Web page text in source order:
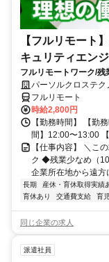
【フルリモート
キュリティエン
フルリモートワーク/
パーソルクロステク
フルリモート
時給2,800円
【勤務時間】 【勤
間】12:00〜13:00
【仕事内容】 ＼こ
ク ◆残業少なめ（
企業所在地から遠
長期 産休・育休取得実績
育休あり
交通費支給 育
同じ企業の求人
派遣社員